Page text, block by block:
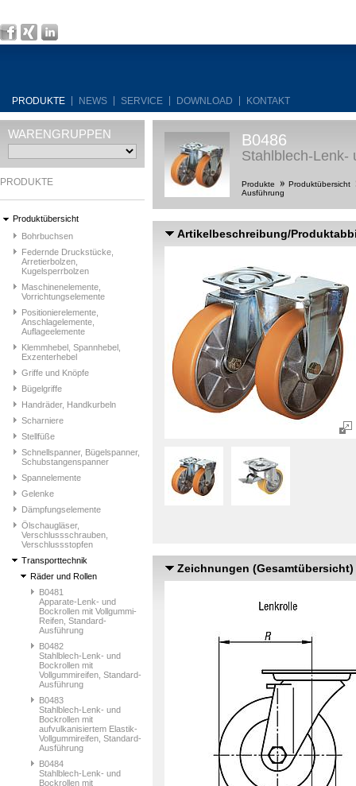
PRODUKTE NEWS SERVICE DOWNLOAD KONTAKT
WARENGRUPPEN
PRODUKTE
Produktübersicht
Bohrbuchsen
Federnde Druckstücke,
Arretierbolzen,
Kugelsperrbolzen
Maschinenelemente,
Vorrichtungselemente
Positionierelemente,
Anschlagelemente,
Auflageelemente
Klemmhebel, Spannhebel,
Exzenterhebel
Griffe und Knöpfe
Bügelgriffe
Handräder, Handkurbeln
Scharniere
Stellfüße
Schnellspanner, Bügelspanner,
Schubstangenspanner
Spannelemente
Gelenke
Dämpfungselemente
Ölschaugläser,
Verschlussschrauben,
Verschlussstopfen
Transporttechnik
Räder und Rollen
B0481
Apparate-Lenk- und
Bockrollen mit Vollgummi-
Reifen, Standard-
Ausführung
B0482
Stahlblech-Lenk- und
Bockrollen mit
Vollgummireifen, Standard-
Ausführung
B0483
Stahlblech-Lenk- und
Bockrollen mit
aufvulkanisiertem Elastik-
Vollgummireifen, Standard-
Ausführung
B0484
Stahlblech-Lenk- und
Bockrollen mit
B0486
Stahlblech-Lenk-
Produkte
Produktübersicht
Ausführung
Artikelbeschreibung/
Zeichnungen (Gesamtübersicht)